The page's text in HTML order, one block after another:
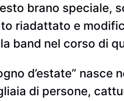
brano speciale,
riadattato e
band nel corso di
d’estate” nasce
di persone,